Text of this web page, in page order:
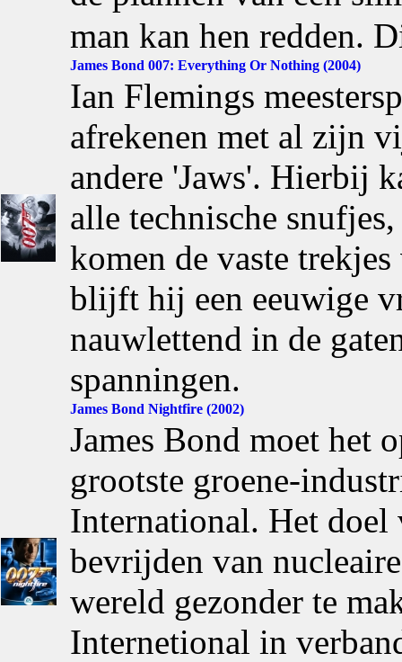
man kan hen redden.
James Bond 007: Everything Or Nothing (2004)
Ian Flemings
afrekenen met al zijn
andere 'Jaws'. Hierbij
alle technische
komen de vaste
blijft hij een eeuwige
nauwlettend in de
spanningen.
James Bond Nightfire (2002)
James Bond moet het
grootste groene-
International. Het doel
bevrijden van
wereld gezonder te
Internetional in